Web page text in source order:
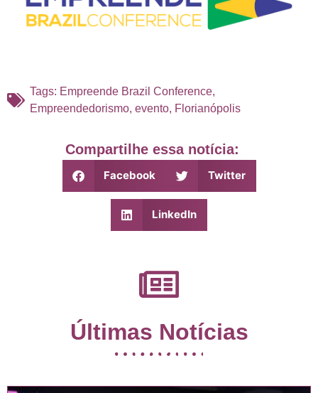
Tags: Empreende Brazil Conference,
Empreendedorismo, evento, Florianópolis
Compartilhe essa notícia:
Facebook Twitter
LinkedIn
Últimas Notícias